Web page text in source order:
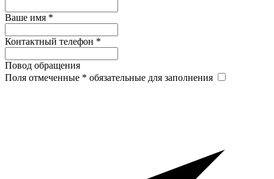
Ваше имя *
Контактный телефон *
Повод обращения
Поля отмеченные * обязательные для заполнения